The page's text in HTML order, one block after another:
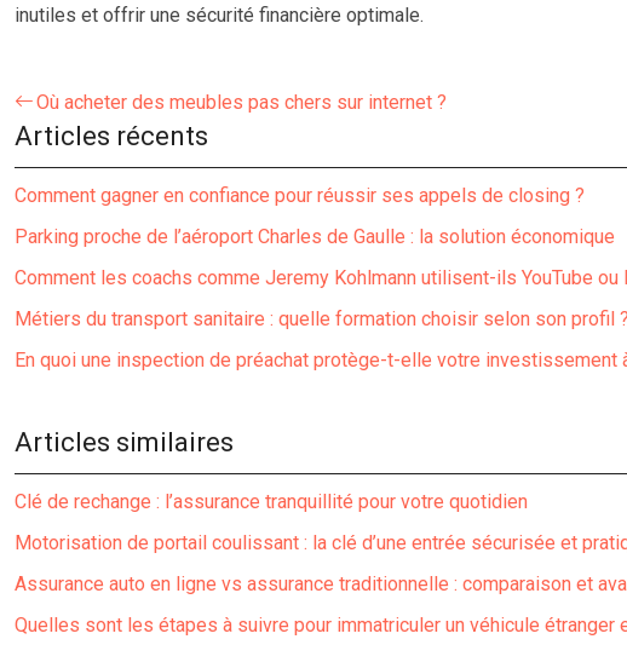
inutiles et offrir une sécurité financière optimale.
Où acheter des meubles pas chers sur internet ?
Articles récents
Comment gagner en confiance pour réussir ses appels de closing ?
Parking proche de l’aéroport Charles de Gaulle : la solution économique
Comment les coachs comme Jeremy Kohlmann utilisent-ils YouTube
Métiers du transport sanitaire : quelle formation choisir selon son profil ?
En quoi une inspection de préachat protège-t-elle votre investissement
Articles similaires
Clé de rechange : l’assurance tranquillité pour votre quotidien
Motorisation de portail coulissant : la clé d’une entrée sécurisée et
Assurance auto en ligne vs assurance traditionnelle : comparaison et
Quelles sont les étapes à suivre pour immatriculer un véhicule étranger